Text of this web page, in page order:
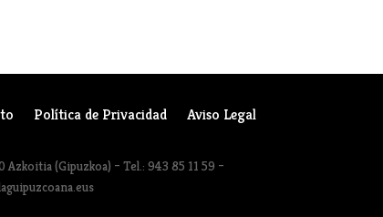
Política de Privacidad
Aviso Legal
(Gipuzkoa) – Tel.: 943 85 11 59 –